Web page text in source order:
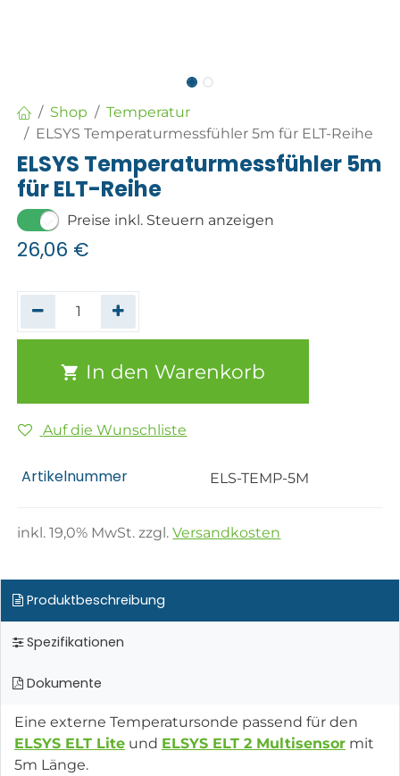
Shop
Temperatur
ELSYS Temperaturmessfühler 5m für ELT-Reihe
ELSYS Temperaturmessfühler 5m
für ELT-Reihe
Preise inkl. Steuern anzeigen
26,06 €
In den Warenkorb
Auf die Wunschliste
Artikelnummer ELS-TEMP-5M
inkl.19,0% MwSt. zzgl.Versandkosten
Produktbeschreibung
Spezifikationen
Dokumente
Eine externe Temperatursonde passend für den
ELSYS ELT Lite und ELSYS ELT 2 Multisensor mit
5m Länge.